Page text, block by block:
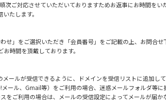
次ご対応させていただいておりますためお返事にお時間をい
たします。
わせ」をご選択いただき「会員番号」をご記載の上、お問合
時間を頂戴しております。
ールが受信できるように、ドメインを受信リストに追加して
ール、Gmail等）をご利用の場合、迷惑メールフォルダ等に
をご利用の場合は、メールの受信設定によってメールが届か